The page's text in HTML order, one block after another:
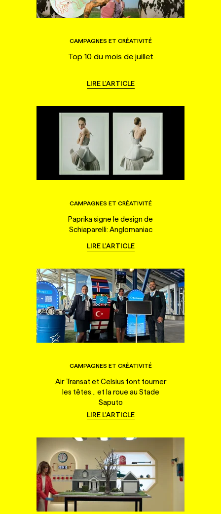
CAMPAGNES ET CRÉATIVITÉ
Top 10 du mois de juillet
LIRE L'ARTICLE
CAMPAGNES ET CRÉATIVITÉ
Paprika signe le design de
Schiaparelli: Anglomaniac
LIRE L'ARTICLE
CAMPAGNES ET CRÉATIVITÉ
Air Transat et Celsius font tourner
les têtes... et la roue au Stade
Saputo
LIRE L'ARTICLE